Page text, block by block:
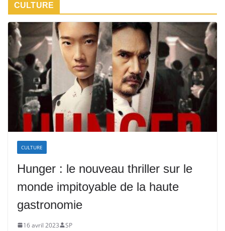
CULTURE
CULTURE
Hunger : le nouveau thriller sur le
monde impitoyable de la haute
gastronomie
16 avril 2023 SP